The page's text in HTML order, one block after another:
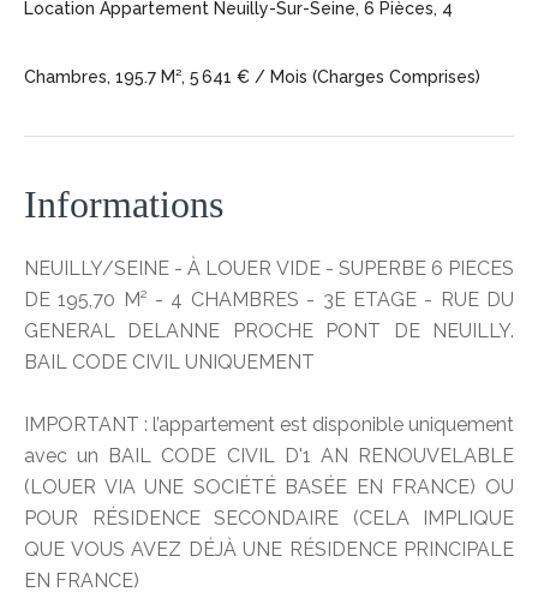
Location Appartement Neuilly-Sur-Seine, 6 Pièces, 4
Chambres, 195.7 M², 5 641 € / Mois (Charges Comprises)
Informations
NEUILLY/SEINE - À LOUER VIDE - SUPERBE 6 PIECES
DE 195,70 M² - 4 CHAMBRES - 3E ETAGE - RUE DU
GENERAL DELANNE PROCHE PONT DE NEUILLY.
BAIL CODE CIVIL UNIQUEMENT
IMPORTANT : l’appartement est disponible uniquement
avec un BAIL CODE CIVIL D'1 AN RENOUVELABLE
(LOUER VIA UNE SOCIÉTÉ BASÉE EN FRANCE) OU
POUR RÉSIDENCE SECONDAIRE (CELA IMPLIQUE
QUE VOUS AVEZ DÉJÀ UNE RÉSIDENCE PRINCIPALE
EN FRANCE)